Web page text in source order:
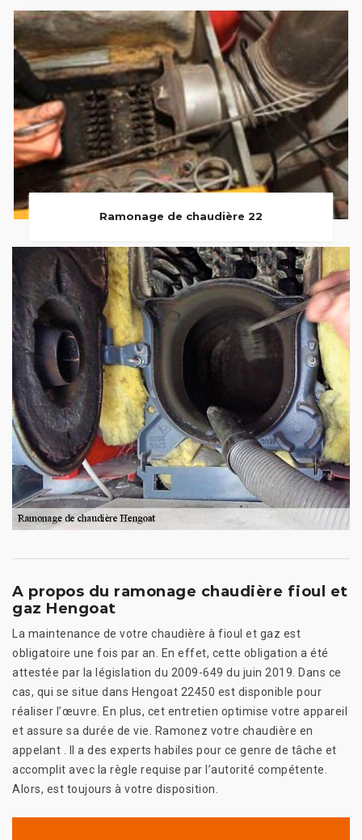
Ramonage de chaudière 22
A propos du ramonage chaudière fioul et
gaz Hengoat
La maintenance de votre chaudière à fioul et gaz est
obligatoire une fois par an. En effet, cette obligation a été
attestée par la législation du 2009-649 du juin 2019. Dans ce
cas, qui se situe dans Hengoat 22450 est disponible pour
réaliser l’œuvre. En plus, cet entretien optimise votre appareil
et assure sa durée de vie. Ramonez votre chaudière en
appelant . Il a des experts habiles pour ce genre de tâche et
accomplit avec la règle requise par l’autorité compétente.
Alors, est toujours à votre disposition.